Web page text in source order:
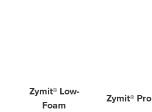
Zymit® Low-
Foam
Zymit® Pro